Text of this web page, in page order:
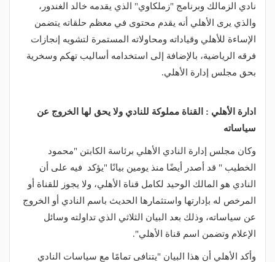
نادي الزمالك وبرنامج "زملكاوي" الذي يقدمه خالد الغندور،
والذي يرى الأهلي أنه يقدم محتوى في معظم حلقاته يتضمن
الإساءة للأهلي وقياداته ومحاولاته المستمرة لتشويه إنجازات
فرقه الرياضية، بالإضافة إلى استخدامه أساليب تهكم وسخرية
بحق مجلس إدارة الأهلي.
ادارة الأهلي : القناة مملوكة للنادي ولا يحق لها الخروج عن
سياساته
وكان مجلس إدارة النادي الأهلي برئاسة الكابتن "محمود
الخطيب " قد أصدر أيضًا منذ يومين بيانًا "يؤكد فيه على أن
النادي هو المالك الوحيد لكامل قناة الأهلي، ولا يجوز للقناة أو
المرخص له بإدارتها واستثمارها الحديث باسم النادي أو الخروج
عن سياساته، وذلك بعد البيان الثلاثي الذي تداولته وسائل
الإعلام وتضمن اسم قناة الأهلي".
وأكد الأهلي أن هذا البيان "يتنافى تمامًا مع سياسات النادي